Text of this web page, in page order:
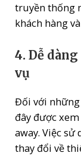
truyền thống
khách hàng
4. Dễ
vụ
Đối với
đây được
away. Việc
thay đổi về